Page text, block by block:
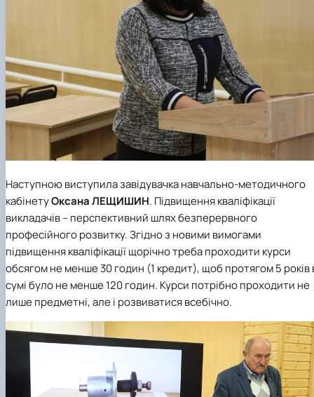
Наступною виступила завідувачка навчально-методичного
кабінетуОксана ЛЕЩИШИН. Підвищення кваліфікації
викладачів – перспективний шлях безперервного
професійного розвитку. Згідно з новими вимогами
підвищення кваліфікації щорічно треба проходити курси
обсягом не менше 30 годин (1 кредит), щоб протягом 5 років
сумі було не менше 120 годин. Курси потрібно проходити не
лише предметні, але і розвиватися всебічно.